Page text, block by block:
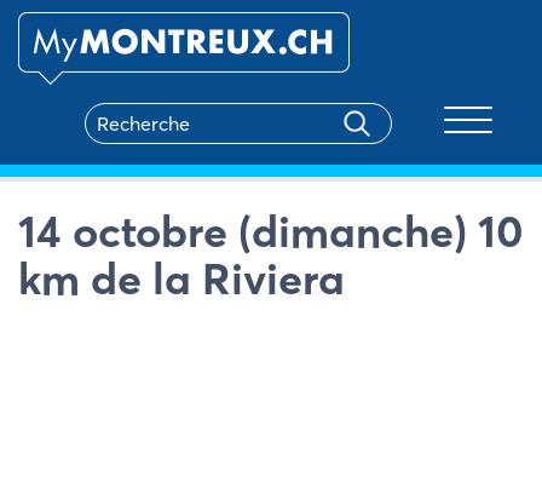
14 octobre (dimanche) 10
km de la Riviera